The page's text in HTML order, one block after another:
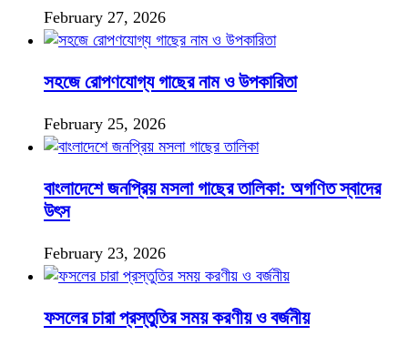
February 27, 2026
সহজে রোপণযোগ্য গাছের নাম ও উপকারিতা
February 25, 2026
বাংলাদেশে জনপ্রিয় মসলা গাছের তালিকা: অগণিত স্বাদের
উৎস
February 23, 2026
ফসলের চারা প্রস্তুতির সময় করণীয় ও বর্জনীয়